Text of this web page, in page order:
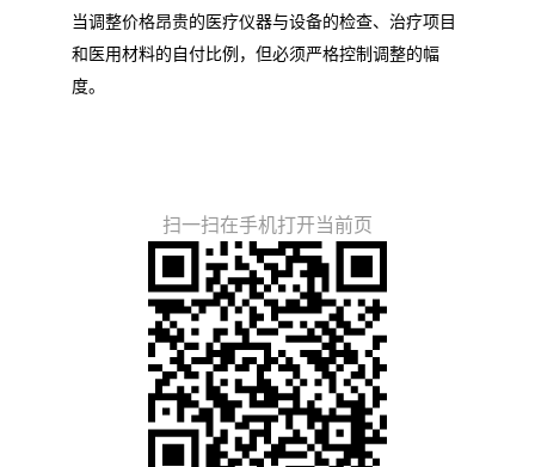
当调整价格昂贵的医疗仪器与设备的检查、治疗项目
和医用材料的自付比例，但必须严格控制调整的幅
度。
扫一扫在手机打开当前页